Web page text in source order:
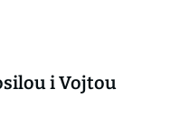
i Vojtou